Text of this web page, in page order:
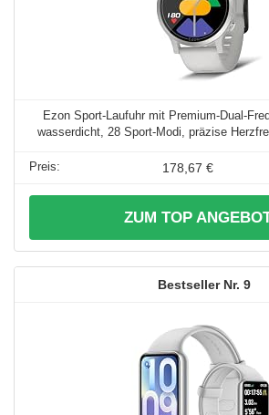
Ezon Sport-Laufuhr mit Premium-Dual-
wasserdicht, 28 Sport-Modi, präzise
178,67 €
ZUM TOP
9